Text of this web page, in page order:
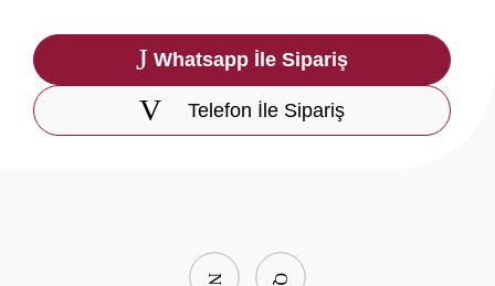
Whatsapp İle Sipariş
Telefon İle Sipariş